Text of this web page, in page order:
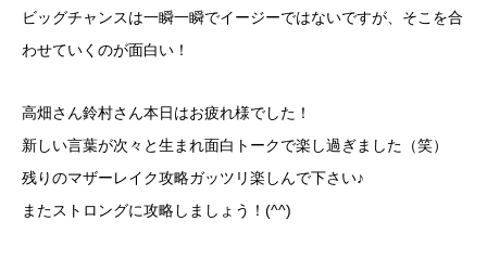
ビッグチャンスは一瞬一瞬でイージーではないですが、そこを合
わせていくのが面白い！
高畑さん鈴村さん本日はお疲れ様でした！
新しい言葉が次々と生まれ面白トークで楽し過ぎました（笑）
残りのマザーレイク攻略ガッツリ楽しんで下さい♪
またストロングに攻略しましょう！(^^)